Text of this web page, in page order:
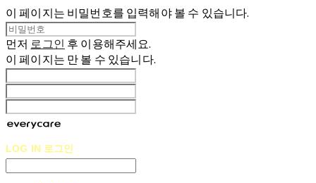
이 페이지는 비밀번호를 입력해야 볼 수 있습니다.
먼저 로그인 후 이용해주세요.
이 페이지는 만 볼 수 있습니다.
LOG IN 로그인